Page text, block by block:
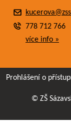
778 712 766
více info »
Prohlášení o
© ZŠ